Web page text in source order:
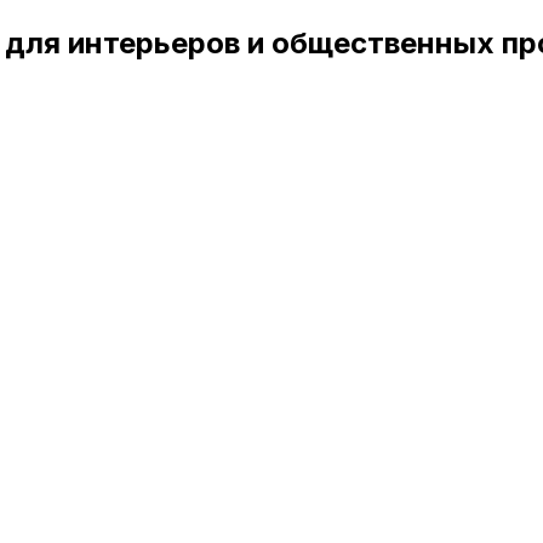
интерьеров и общественных